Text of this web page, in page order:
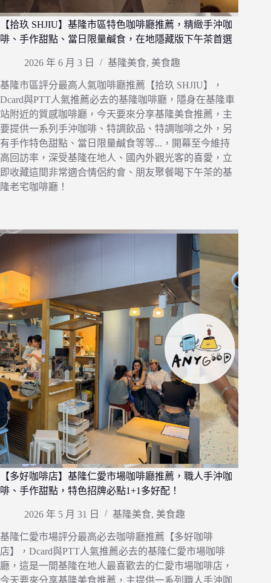
【拾玖 SHJIU】基隆市區特色咖啡廳推薦，精緻手沖咖
啡、手作甜點、當日限量鹹食，在地隱藏版下午茶首選
2026 年 6 月 3 日 基隆美食, 美食趣
基隆市區評分最高人氣咖啡廳推薦【拾玖 SHJIU】，
Dcard與PTT人氣推薦必去的基隆咖啡廳，隱身在基隆車
站附近的質感咖啡廳，今天要來分享基隆美食推薦，主
要提供一系列手沖咖啡、特調飲品、特調咖啡之外，另
有手作特色甜點、當日限量鹹食等等...，開幕至今維持
高回訪率，深受基隆在地人、國內外觀光客的喜愛，立
即收藏這間非常適合情侶約會、朋友聚餐喝下午茶的基
隆老宅咖啡廳！
【多好咖啡店】基隆仁愛市場咖啡廳推薦，職人手沖咖
啡、手作甜點，特色招牌必點1+1多好配！
2026 年 5 月 31 日 基隆美食, 美食趣
基隆仁愛市場評分最高必去咖啡廳推薦【多好咖啡
店】，Dcard與PTT人氣推薦必去的基隆仁愛市場咖啡
廳，這是一間基隆在地人最喜歡去的仁愛市場咖啡店，
今天要來分享基隆美食推薦，主提供一系列職人手沖咖